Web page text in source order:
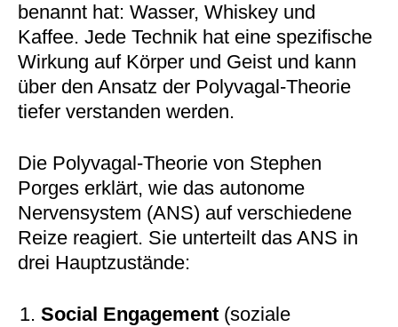
benannt hat: Wasser, Whiskey und
Kaffee. Jede Technik hat eine spezifische
Wirkung auf Körper und Geist und kann
über den Ansatz der Polyvagal-Theorie
tiefer verstanden werden.
Die Polyvagal-Theorie von Stephen
Porges erklärt, wie das autonome
Nervensystem (ANS) auf verschiedene
Reize reagiert. Sie unterteilt das ANS in
drei Hauptzustände:
Social Engagement(soziale